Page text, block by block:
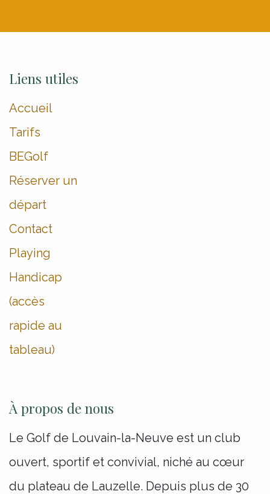
Liens utiles
Accueil
Tarifs
BEGolf
Réserver un
départ
Contact
Playing
Handicap
(accès
rapide au
tableau)
À propos de nous
Le Golf de Louvain-la-Neuve est un club
ouvert, sportif et convivial, niché au cœur
du plateau de Lauzelle. Depuis plus de 30